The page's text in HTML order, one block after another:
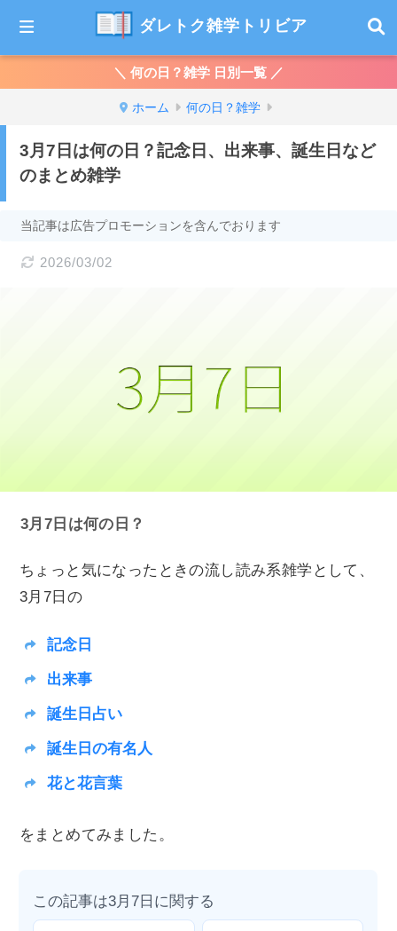
ダレトク雑学トリビア
＼ 何の日？雑学 日別一覧 ／
ホーム 何の日？雑学
3月7日は何の日？記念日、出来事、誕生日など
のまとめ雑学
当記事は広告プロモーションを含んでおります
2026/03/02
3月7日は何の日？
ちょっと気になったときの流し読み系雑学として、
3月7日の
記念日
出来事
誕生日占い
誕生日の有名人
花と花言葉
をまとめてみました。
この記事は3月7日に関する